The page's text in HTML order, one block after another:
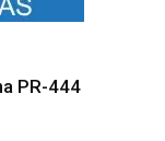
PR-444